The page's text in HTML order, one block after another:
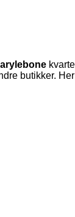
butikker.